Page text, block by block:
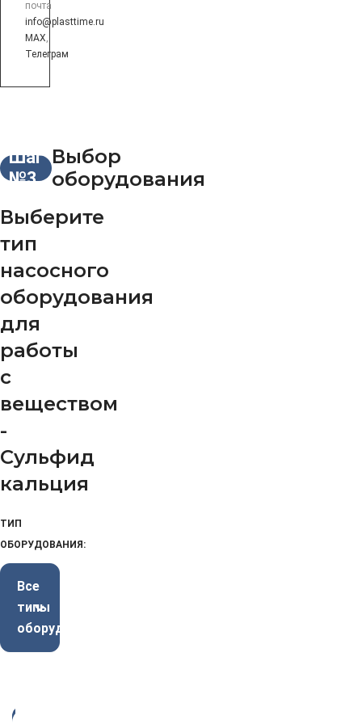
почта
info@plasttime.ru
MAX,
Телеграм
Шаг
№3
Выбор
оборудования
Выберите
тип
насосного
оборудования
для
работы
с
веществом
-
Сульфид
кальция
ТИП
ОБОРУДОВАНИЯ:
Все
типы
оборудования